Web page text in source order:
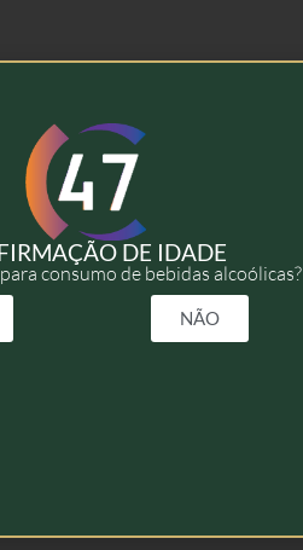
DE IDADE
consumo de bebidas alcoólicas?
NÃO